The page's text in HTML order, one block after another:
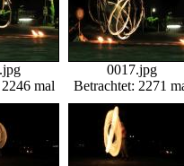
mal
0017.jpg
Betrachtet: 2271